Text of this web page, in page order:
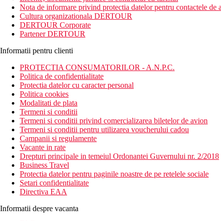
Aceasta statiune cu un design modern, inspirat din mediul
Distanta
plaja: in apropiere
aeroport: 53 km Marsa Alam, 160 km Hurghada
centru: 19 km
Descrierea camerei
Camera dubla, superioara, vedere la gradina
aer conditionat controlat individual
telefon
TV cu receptie satelit
minibar (contra cost)
set pentru prepararea ceaiului si cafelei
baie/toaleta (uscator de par)
seif (gratuit)
balcon sau terasa
Alte tipuri de camere(daca nu se specifica altfel, camerele au
Camera dubla, superioara, vedere la mare
Camera dubla, superioara, pe plaja: camere situate mai
Camera de familie, vedere la mare: 2 camere comunicante
Camera de familie, pe malul marii: 2 camere comunicante,
Descrierea hotelului
Nota de informare privind protectia datelor pentru contactele de
Cultura organizationala DERTOUR
DERTOUR Corporate
Partener DERTOUR
Informatii pentru clienti
PROTECTIA CONSUMATORILOR - A.N.P.C.
Politica de confidentialitate
Protectia datelor cu caracter personal
Politica cookies
Modalitati de plata
Termeni si conditii
Termeni si conditii privind comercializarea biletelor de avion
Termeni si conditii pentru utilizarea voucherului cadou
Campanii si regulamente
Vacante in rate
Drepturi principale in temeiul Ordonantei Guvernului nr. 2/2018
Business Travel
Protectia datelor pentru paginile noastre de pe retelele sociale
Setari confidentialitate
Directiva EAA
Informatii despre vacanta